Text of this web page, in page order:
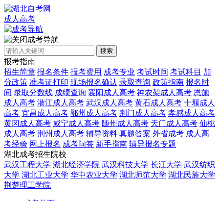
成人高考
成考导航
搜索
报考指南
招生简章 报名条件 报考费用 成考专业 考试时间 考试科目 加
分政策 准考证打印 现场报名确认 录取查询 政策指南 报名时
间 录取分数线 成绩查询 襄阳成人高考 神农架成人高考 恩施
成人高考 潜江成人高考 武汉成人高考 黄石成人高考 十堰成人
高考 宜昌成人高考 鄂州成人高考 荆门成人高考 孝感成人高考
黄冈成人高考 咸宁成人高考 随州成人高考 天门成人高考 仙桃
成人高考 荆州成人高考 辅导资料 真题答案 外省成考 成人高
考经验 网上报名 成考问答 新手指南 辅导报名专题
湖北成考招生院校
武汉工程大学 湖北经济学院 武汉科技大学 长江大学 武汉纺织
大学 湖北工业大学 华中农业大学 湖北师范大学 湖北民族大学
荆楚理工学院